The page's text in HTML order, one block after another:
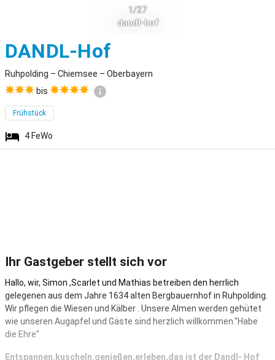
1/27
dandl-hof
DANDL-Hof
Ruhpolding – Chiemsee – Oberbayern
bis
Frühstück
4 FeWo
Ihr Gastgeber stellt sich vor
Hallo, wir, Simon ,Scarlet und Mathias betreiben den herrlich
gelegenen aus dem Jahre 1634 alten Bergbauernhof in Ruhpolding.
Wir pflegen die Wiesen und Kälber . Unsere Almen werden gehütet
wie unseren Augapfel und Gäste sind herzlich willkommen."Habe
die Ehre"
Entspannen,kuscheln.genießen,erleben,das ist der Dandl- Hof